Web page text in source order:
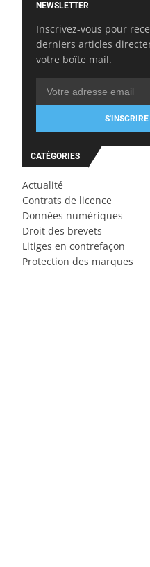
NEWSLETTER
Inscrivez-vous pour
derniers articles
votre boîte mail.
S'INSCRIRE
CATÉGORIES
Actualité
Contrats de licence
Données numériques
Droit des brevets
Litiges en contrefaçon
Protection des marques